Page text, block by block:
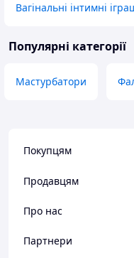
Вагінальні інтимні
Популярні категорії
Мастурбатори
Покупцям
Продавцям
Про нас
Партнери